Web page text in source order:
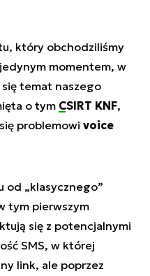
który obchodziliśmy
momentem, w
temat naszego
o tym CSIRT KNF,
problemowi voice
od „klasycznego”
tym pierwszym
się z potencjalnymi
SMS, w której
link, ale poprzez